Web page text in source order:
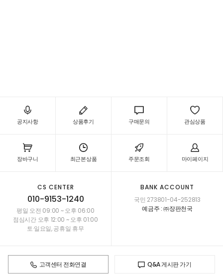
공지사항 상품후기 구매문의 관심상품
장바구니 최근본상품 주문조회 마이페이지
CS CENTER
010-9153-1240
평일 오전 09:00 ~ 오후 06:00
점심시간 오후 12:00 ~ 오후 01:00
토·일요일, 공휴일 휴무
BANK ACCOUNT
국민 273801-04-252813
예금주 : ㈜장판천국
고객센터 전화연결 Q&A 게시판 가기